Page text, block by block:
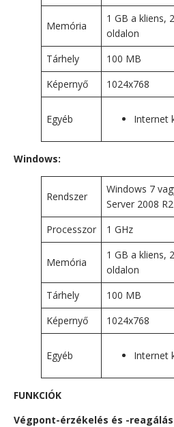
Memória
1 GB a kliens,
oldalon
Tárhely
100 MB
Képernyő
1024x768
Egyéb Internet
Windows:
Rendszer
Windows 7
Server 2008
Processzor
1 GHz
Memória
1 GB a kliens,
oldalon
Tárhely
100 MB
Képernyő
1024x768
Egyéb Internet
FUNKCIÓK
Végpont-érzékelés és -reagálás